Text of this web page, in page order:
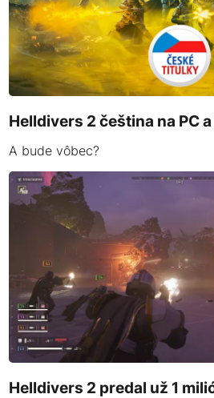
Helldivers 2 čeština na PC
A bude vôbec?
Helldivers 2 predal už 1